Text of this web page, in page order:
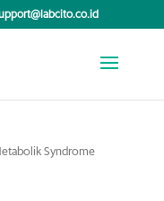
Syndrome